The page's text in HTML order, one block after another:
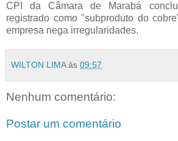
CPI da Câmara de Marabá
registrado como "subproduto do
empresa nega irregularidades.
WILTON LIMA às 09:57
Nenhum comentário:
Postar um comentário